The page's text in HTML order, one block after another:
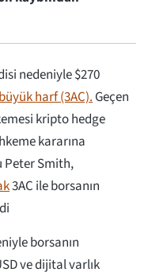
nedeniyle $270
harf (3AC).Geçen
kripto hedge
kararına
Peter Smith,
3AC ile borsanın
borsanın
ve dijital varlık